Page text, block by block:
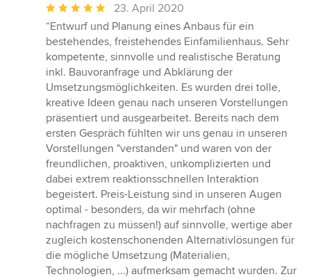
Durchschnittliche
Bewertung:
5
von
5
Sternen
23. April 2020
“Entwurf und Planung eines Anbaus für ein
bestehendes, freistehendes Einfamilienhaus. Sehr
kompetente, sinnvolle und realistische Beratung
inkl. Bauvoranfrage und Abklärung der
Umsetzungsmöglichkeiten. Es wurden drei tolle,
kreative Ideen genau nach unseren Vorstellungen
präsentiert und ausgearbeitet. Bereits nach dem
ersten Gespräch fühlten wir uns genau in unseren
Vorstellungen "verstanden" und waren von der
freundlichen, proaktiven, unkomplizierten und
dabei extrem reaktionsschnellen Interaktion
begeistert. Preis-Leistung sind in unseren Augen
optimal - besonders, da wir mehrfach (ohne
nachfragen zu müssen!) auf sinnvolle, wertige aber
zugleich kostenschonenden Alternativlösungen für
die mögliche Umsetzung (Materialien,
Technologien, ...) aufmerksam gemacht wurden. Zur